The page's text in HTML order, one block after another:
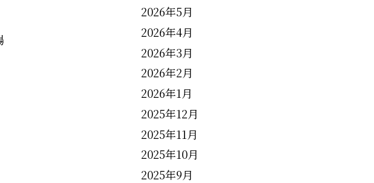
2026年5月
2026年4月
2026年3月
2026年2月
2026年1月
2025年12月
2025年11月
2025年10月
2025年9月